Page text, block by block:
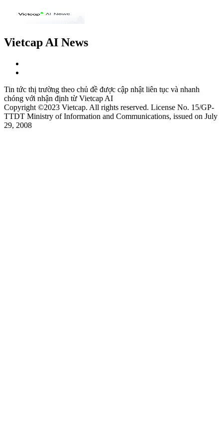
Vietcap AI News
Tin tức thị trường theo chủ đề được cập nhật liên tục và nhanh
chóng với nhận định từ Vietcap AI
Copyright ©2023 Vietcap. All rights reserved. License No. 15/GP-
TTDT Ministry of Information and Communications, issued on July
29, 2008